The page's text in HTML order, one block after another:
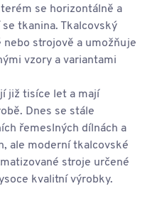
se horizontálně a
tkanina. Tkalcovský
strojově a umožňuje
vzory a variantami
již tisíce let a mají
Dnes se stále
řemeslných dílnách a
ale moderní tkalcovské
stroje určené
kvalitní výrobky.